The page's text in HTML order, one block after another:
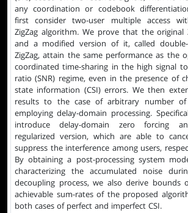
any coordination or codebook
first consider two-user multiple access
ZigZag algorithm. We prove that the original
and a modified version of it, called
ZigZag, attain the same performance as the
coordinated time-sharing in the high signal
ratio (SNR) regime, even in the presence of
state information (CSI) errors. We then
results to the case of arbitrary number of
employing delay-domain processing.
introduce delay-domain zero forcing
regularized version, which are able to
suppress the interference among users,
By obtaining a post-processing system
characterizing the accumulated noise
decoupling process, we also derive bounds
achievable sum-rates of the proposed
both cases of perfect and imperfect CSI.